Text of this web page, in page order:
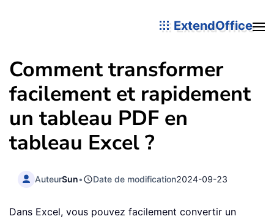
ExtendOffice
Comment transformer
facilement et rapidement
un tableau PDF en
tableau Excel ?
AuteurSun• Date de modification2024-09-23
Dans Excel, vous pouvez facilement convertir un